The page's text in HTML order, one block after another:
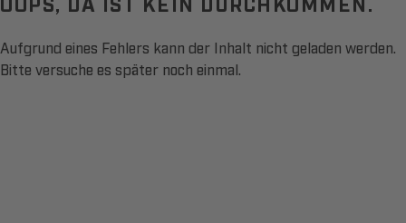
Aufgrund eines Fehlers kann der Inhalt nicht geladen werden.
Bitte versuche es später noch einmal.